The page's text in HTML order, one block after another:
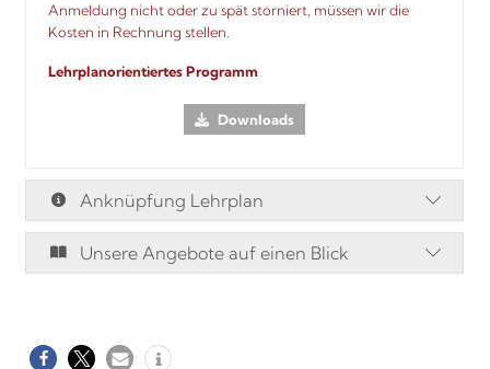
Anmeldung nicht oder zu spät storniert, müssen wir die
Kosten in Rechnung stellen.
Lehrplanorientiertes Programm
Downloads
Anknüpfung Lehrplan
Unsere Angebote auf einen Blick